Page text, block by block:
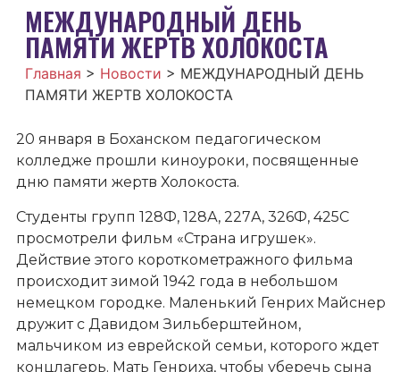
МЕЖДУНАРОДНЫЙ ДЕНЬ
ПАМЯТИ ЖЕРТВ ХОЛОКОСТА
Главная > Новости > МЕЖДУНАРОДНЫЙ ДЕНЬ
ПАМЯТИ ЖЕРТВ ХОЛОКОСТА
20 января в Боханском педагогическом
колледже прошли киноуроки, посвященные
дню памяти жертв Холокоста.
Студенты групп 128Ф, 128А, 227А, 326Ф, 425С
просмотрели фильм «Страна игрушек».
Действие этого короткометражного фильма
происходит зимой 1942 года в небольшом
немецком городке. Маленький Генрих Майснер
дружит с Давидом Зильберштейном,
мальчиком из еврейской семьи, которого ждет
концлагерь. Мать Генриха, чтобы уберечь сына